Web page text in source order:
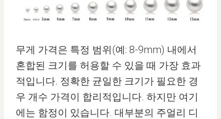
무게 가격은 특정 범위(예: 8-9mm) 내에서
혼합된 크기를 허용할 수 있을 때 가장 효과
적입니다. 정확한 균일한 크기가 필요한 경
우 개수 가격이 합리적입니다. 하지만 여기
에는 함정이 있습니다. 대부분의 주얼리 디